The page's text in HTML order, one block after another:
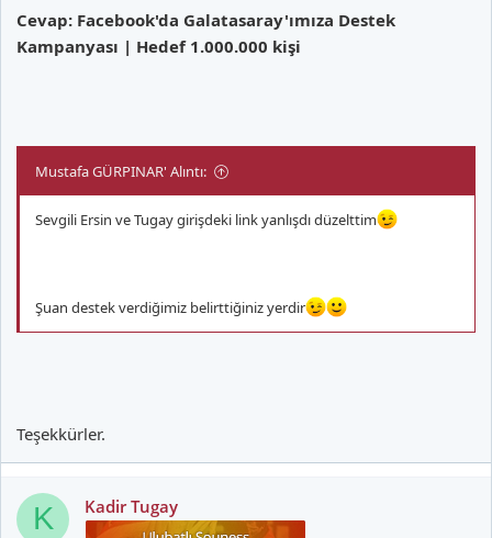
Cevap: Facebook'da Galatasaray'ımıza Destek
Kampanyası | Hedef 1.000.000 kişi
Mustafa GÜRPINAR' Alıntı:
Sevgili Ersin ve Tugay girişdeki link yanlışdı düzelttim
Şuan destek verdiğimiz belirttiğiniz yerdir
Teşekkürler.
K Kadir Tugay